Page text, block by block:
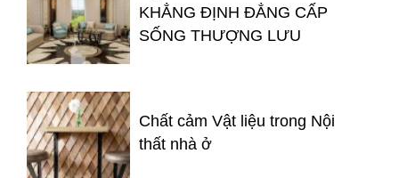
KHẲNG ĐỊNH ĐẲNG CẤP
SỐNG THƯỢNG LƯU
Chất cảm Vật liệu trong Nội
thất nhà ở